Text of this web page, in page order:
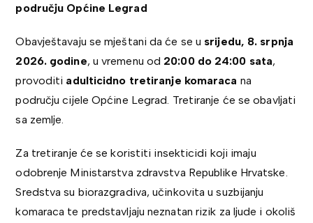
području Općine Legrad
Obavještavaju se mještani da će se u srijedu, 8. srpnja
2026. godine, u vremenu od 20:00 do 24:00 sata,
provoditi adulticidno tretiranje komaraca na
području cijele Općine Legrad. Tretiranje će se obavljati
sa zemlje.
Za tretiranje će se koristiti insekticidi koji imaju
odobrenje Ministarstva zdravstva Republike Hrvatske.
Sredstva su biorazgradiva, učinkovita u suzbijanju
komaraca te predstavljaju neznatan rizik za ljude i okoliš